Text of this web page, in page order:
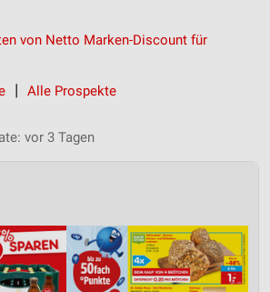
von Netto Marken-Discount für
Alle Prospekte
vor 3 Tagen